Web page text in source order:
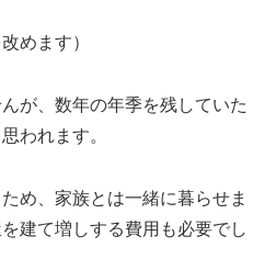
めます）
が、数年の年季を残していた
われます。
め、家族とは一緒に暮らせま
建て増しする費用も必要でし